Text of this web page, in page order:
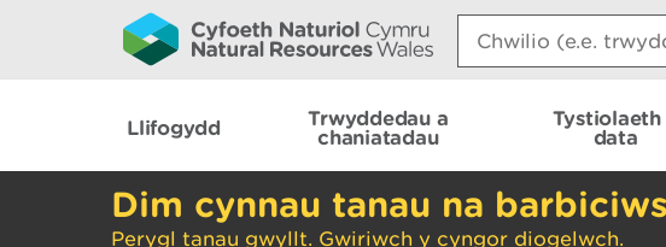
Search:
Llifogydd
Trwyddedau a
chaniatadau
Tystiolaeth
data
Dim cynnau tanau na
Perygl tanau gwyllt. Gwiriwch y cyngor diogelwch.